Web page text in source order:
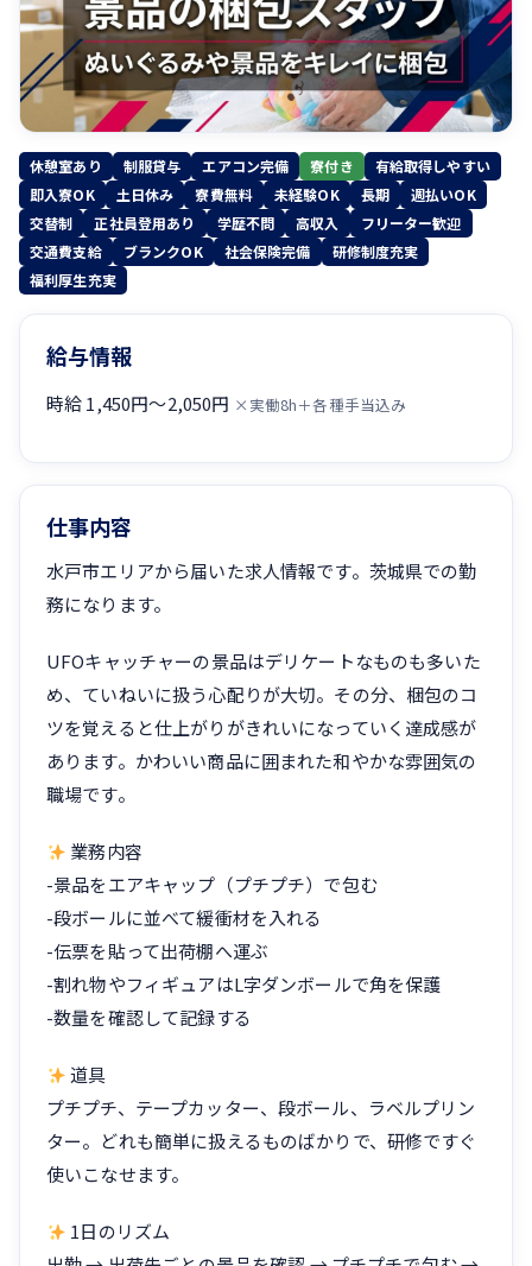
休憩室あり 制服貸与 エアコン完備 寮付き
有給取得しやすい
即入寮OK
土日休み 寮費無料 未経験OK 長期
週払いOK
交替制
正社員登用あり 学歴不問 高収入
フリーター歓迎
交通費支給
ブランクOK 社会保険完備
研修制度充実
福利厚生充実
給与情報
時給 1,450円〜2,050円 ×実働8h＋各種手当込み
仕事内容
水戸市エリアから届いた求人情報です。茨城県での勤
務になります。
UFOキャッチャーの景品はデリケートなものも多いた
め、ていねいに扱う心配りが大切。その分、梱包のコ
ツを覚えると仕上がりがきれいになっていく達成感が
あります。かわいい商品に囲まれた和やかな雰囲気の
職場です。
業務内容
-景品をエアキャップ（プチプチ）で包む
-段ボールに並べて緩衝材を入れる
-伝票を貼って出荷棚へ運ぶ
-割れ物やフィギュアはL字ダンボールで角を保護
-数量を確認して記録する
道具
プチプチ、テープカッター、段ボール、ラベルプリン
ター。どれも簡単に扱えるものばかりで、研修ですぐ
使いこなせます。
1日のリズム